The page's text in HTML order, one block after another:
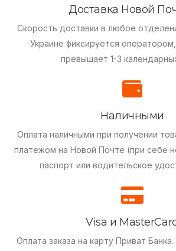
Доставка Новой
Скорость доставки в любое
Украине фиксируется
превышает 1-3
Наличными
Оплата наличными при получении
платежом на Новой Почте (при себе
паспорт или водительское
Visa и
Оплата заказа на карту Приват Банка.